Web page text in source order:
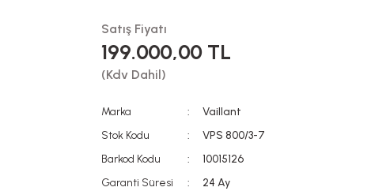
Satış Fiyatı
199.000,00 TL
(Kdv Dahil)
Marka
Vaillant
Stok Kodu
VPS 800/3-7
Barkod Kodu
10015126
Garanti Süresi
24 Ay